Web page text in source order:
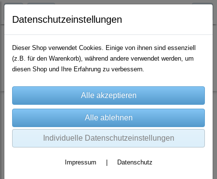
Es wurden leider keine Produkte gefunden.
Rechtliches
Datenschutzeinstellungen
Dieser Shop verwendet Cookies. Einige von ihnen sind essenziell
(z.B. für den Warenkorb), während andere verwendet werden, um
diesen Shop und Ihre Erfahrung zu verbessern.
Individuelle Datenschutzeinstellungen
Impressum Datenschutz